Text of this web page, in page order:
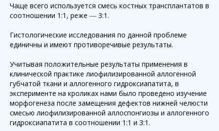
Чаще всего используется смесь костных трансплантатов в
соотношении 1:1, реже — 3:1.
Гистологические исследования по данной проблеме
единичны и имеют противоречивые результаты.
Учитывая положительные результаты применения в
клинической практике лиофилизированной аллогенной
губчатой ткани и аллогенного гидроксиапатита, в
эксперименте на кроликах нами было проведено изучение
морфогенеза после замещения дефектов нижней челюсти
смесью лиофилизированной аллоспонгиозы и аллогенного
гидроксиапатита в соотношении 1:1 и 3:1.